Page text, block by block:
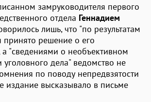
замруководителя первого
отдела Геннадием
лишь, что "по результатам
принято решение о его
"сведениями о необъективном
уголовного дела" ведомство не
по поводу непредвзятости
издание высказывало в письме